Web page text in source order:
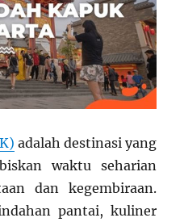
adalah destinasi yang
waktu seharian
dan kegembiraan.
pantai, kuliner